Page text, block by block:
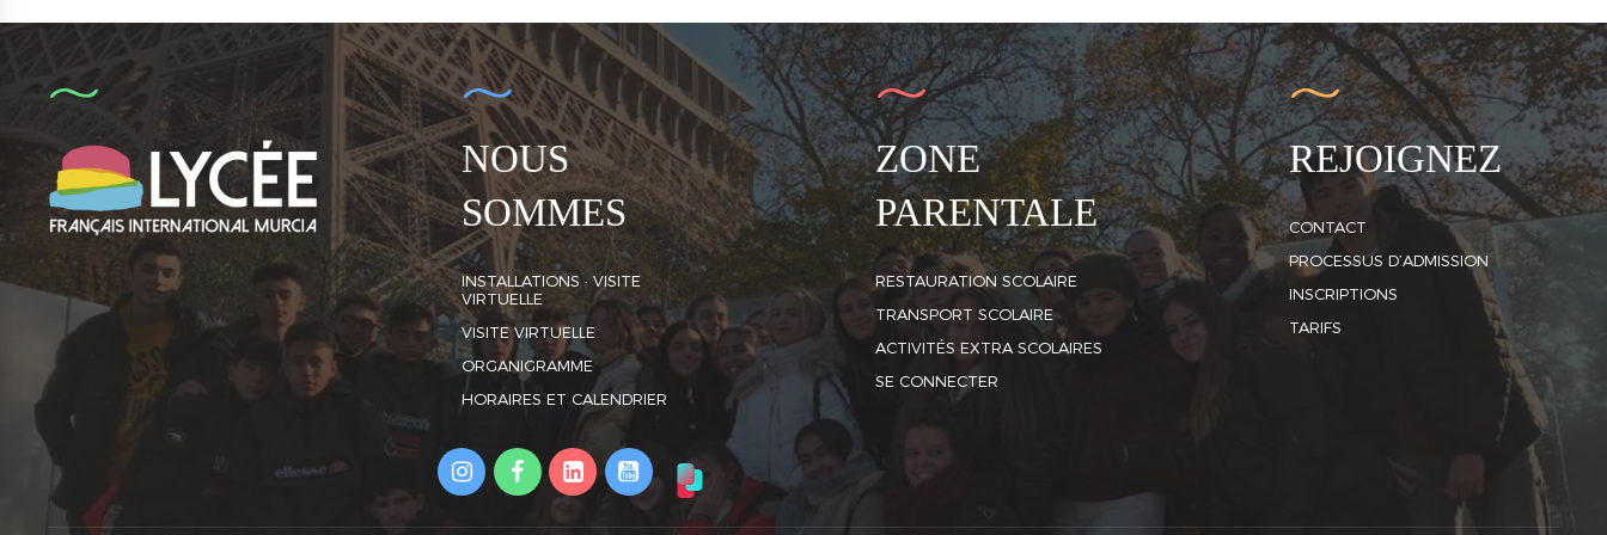
NOUS
SOMMES
INSTALLATIONS · VISITE
VIRTUELLE
VISITE VIRTUELLE
ORGANIGRAMME
HORAIRES ET CALENDRIER
ZONE
PARENTALE
RESTAURATION SCOLAIRE
TRANSPORT SCOLAIRE
ACTIVITÉS EXTRA SCOLAIRES
SE CONNECTER
REJOIGNEZ
CONTACT
PROCESSUS D’ADMISSION
INSCRIPTIONS
TARIFS